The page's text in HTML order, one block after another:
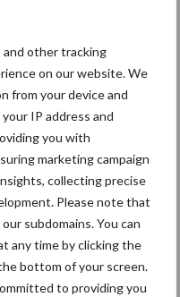
and other tracking
on our website. We
from your device and
IP address and
you with
marketing campaign
collecting precise
Please note that
subdomains. You can
any time by clicking the
bottom of your screen.
to providing you
(8 jaar), veranderde. ‘Als
eens weg gingen, dan
zijn. Tegenwoordig
uur even de stal in, en
dag hoeven we ons om
was jarenlang volledig
van resultaten. Daar had